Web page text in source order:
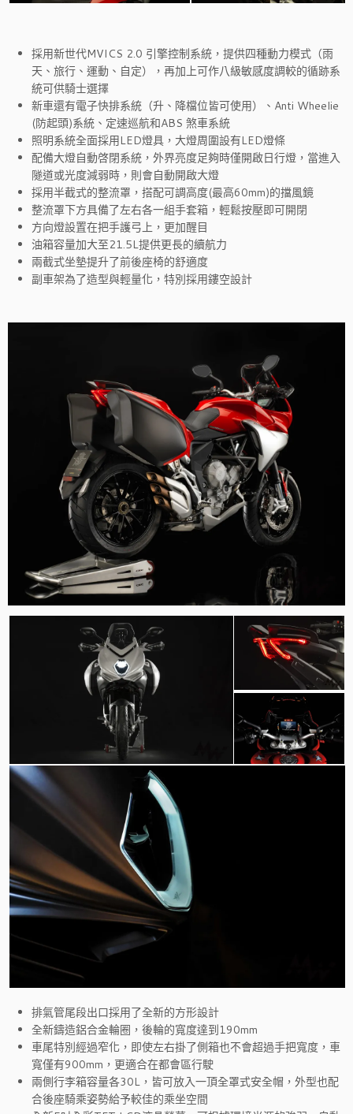
採用新世代MVICS 2.0 引擎控制系統，提供四種動力模式（雨
天、旅行、運動、自定），再加上可作八級敏感度調較的循跡系
統可供騎士選擇
新車還有電子快排系統（升、降檔位皆可使用）、Anti Wheelie
(防起頭)系統、定速巡航和ABS 煞車系統
照明系統全面採用LED燈具，大燈周圍設有LED燈條
配備大燈自動啓閉系統，外界亮度足夠時僅開啟日行燈，當進入
隧道或光度減弱時，則會自動開啟大燈
採用半截式的整流罩，搭配可調高度(最高60mm)的擋風鏡
整流罩下方具備了左右各一組手套箱，輕鬆按壓即可開閉
方向燈設置在把手護弓上，更加醒目
油箱容量加大至21.5L提供更長的續航力
兩截式坐墊提升了前後座椅的舒適度
副車架為了造型與輕量化，特別採用鏤空設計
排氣管尾段出口採用了全新的方形設計
全新鑄造鋁合金輪圈，後輪的寬度達到190mm
車尾特別經過窄化，即使左右掛了側箱也不會超過手把寬度，車
寬僅有900mm，更適合在都會區行駛
兩側行李箱容量各30L，皆可放入一頂全罩式安全帽，外型也配
合後座騎乘姿勢給予較佳的乘坐空間